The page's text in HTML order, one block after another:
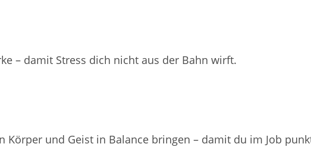
– damit Stress dich nicht aus der Bahn wirft.
Körper und Geist in Balance bringen – damit du im Job